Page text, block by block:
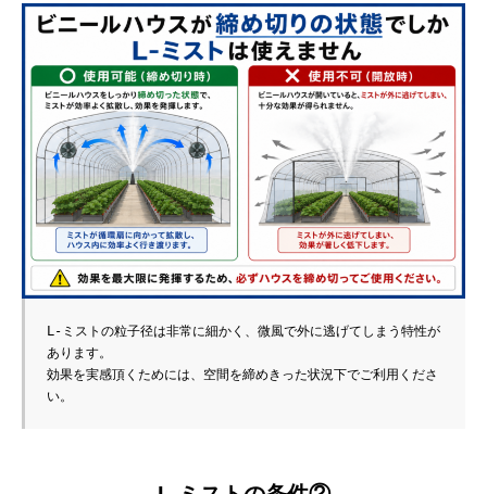
L-ミストの粒子径は非常に細かく、微風で外に逃げてしまう特性が
あります。
効果を実感頂くためには、空間を締めきった状況下でご利用くださ
い。